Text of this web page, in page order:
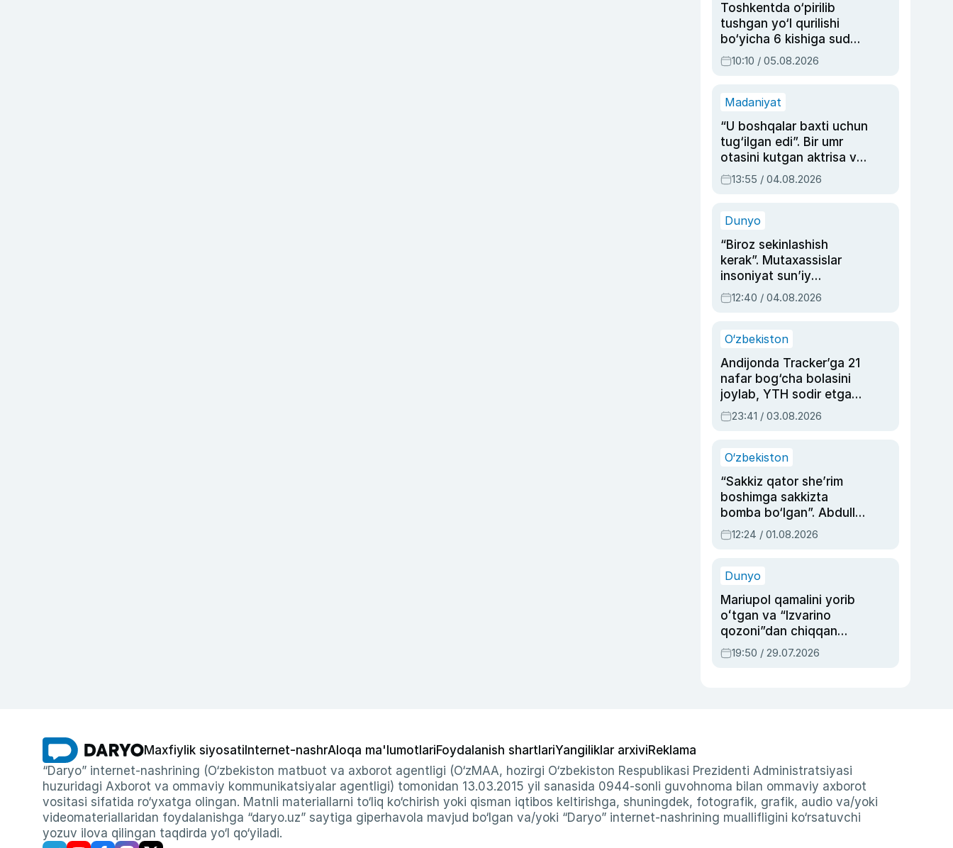
Toshkentda o‘pirilib
tushgan yo‘l qurilishi
bo‘yicha 6 kishiga sud
hukmi o‘qildi
10:10 / 05.08.2026
Madaniyat
“U boshqalar baxti uchun
tug‘ilgan edi”. Bir umr
otasini kutgan aktrisa va
dublyaj ustasi Rimma
Ahmedovaning
13:55 / 04.08.2026
Dunyo
“Biroz sekinlashish
kerak”. Mutaxassislar
insoniyat sun’iy
intellektni boshqara
olmay qolishidan xavotir
12:40 / 04.08.2026
O‘zbekiston
Andijonda Tracker’ga 21
nafar bog‘cha bolasini
joylab, YTH sodir etgan
ayolga sud hukmi o‘qildi
23:41 / 03.08.2026
O‘zbekiston
“Sakkiz qator she’rim
boshimga sakkizta
bomba bo‘lgan”. Abdulla
Oripovni siyosiy
ayblovlardan asrab
12:24 / 01.08.2026
Dunyo
Mariupol qamalini yorib
oʻtgan va “Izvarino
qozoni”dan chiqqan
qahramon — Ukraina
armiyasi bosh
19:50 / 29.07.2026
Maxfiylik siyosati Internet-nashrAloqa ma'lumotlariFoydalanish shartlariYangiliklar arxiviReklama
“Daryo” internet-nashrining (O‘zbekiston matbuot va axborot agentligi (O‘zMAA, hozirgi O‘zbekiston Respublikasi Prezidenti Administratsiyasi
huzuridagi Axborot va ommaviy kommunikatsiyalar agentligi) tomonidan 13.03.2015 yil sanasida 0944-sonli guvohnoma bilan ommaviy axborot
vositasi sifatida ro‘yxatga olingan. Matnli materiallarni to‘liq ko‘chirish yoki qisman iqtibos keltirishga, shuningdek, fotografik, grafik, audio va/yoki
videomateriallaridan foydalanishga “daryo.uz” saytiga giperhavola mavjud bo‘lgan va/yoki “Daryo” internet-nashrining muallifligini ko‘rsatuvchi
yozuv ilova qilingan taqdirda yo‘l qo‘yiladi.